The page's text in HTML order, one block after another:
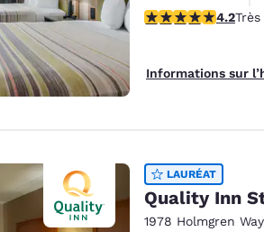
4.15 étoiles. Très
4.2
Informations sur
LAURÉAT
Quality Inn
1978 Holmgren Way